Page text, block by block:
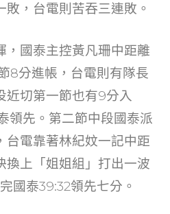
，台電則苦吞三連敗。
，國泰主控黃凡珊中距離
8分進帳，台電則有隊長
近切第一節也有9分入
領先。第二節中段國泰派
台電靠著林紀妏一記中距
換上「姐姐組」打出一波
國泰39:32領先七分。